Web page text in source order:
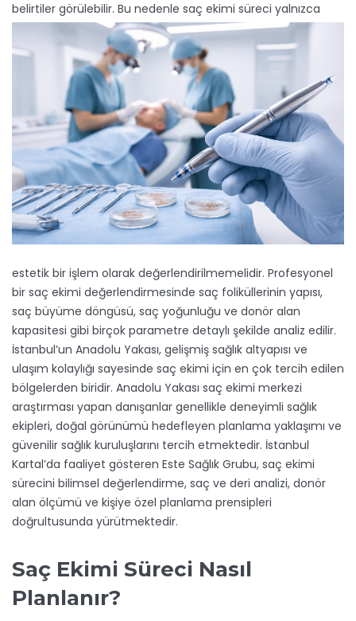
belirtiler görülebilir. Bu nedenle saç ekimi süreci yalnızca
estetik bir işlem olarak değerlendirilmemelidir. Profesyonel
bir saç ekimi değerlendirmesinde saç foliküllerinin yapısı,
saç büyüme döngüsü, saç yoğunluğu ve donör alan
kapasitesi gibi birçok parametre detaylı şekilde analiz edilir.
İstanbul’un Anadolu Yakası, gelişmiş sağlık altyapısı ve
ulaşım kolaylığı sayesinde saç ekimi için en çok tercih edilen
bölgelerden biridir. Anadolu Yakası saç ekimi merkezi
araştırması yapan danışanlar genellikle deneyimli sağlık
ekipleri, doğal görünümü hedefleyen planlama yaklaşımı ve
güvenilir sağlık kuruluşlarını tercih etmektedir. İstanbul
Kartal’da faaliyet gösteren Este Sağlık Grubu, saç ekimi
sürecini bilimsel değerlendirme, saç ve deri analizi, donör
alan ölçümü ve kişiye özel planlama prensipleri
doğrultusunda yürütmektedir.
Saç Ekimi Süreci Nasıl
Planlanır?